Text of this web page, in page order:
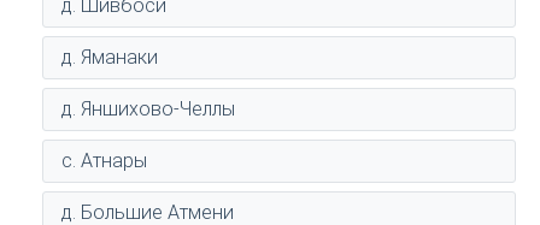
д. Шивбоси
д. Яманаки
д. Яншихово-Челлы
с. Атнары
д. Большие Атмени